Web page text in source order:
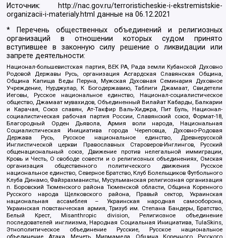
Источник:
http://nac.gov.ru/terroristicheskie-i-ekstremistskie-
organizacii-i-materialy.html данные на06.12.2021
* Перечень общественных объединений и религиозных
организаций в отношении которых судом принято
вступившее в законную силу решение о ликвидации или
запрете деятельности:
Национал-большевистская партия, ВЕК РА, Рада земли Кубанской Духовно
Родовой Державы Русь, организация Асгардская Славянская Община,
Община Капища Веды Перуна, Мужская Духовная Семинария Духовное
Учреждение, Нурджулар, К Богодержавию, Таблиги Джамаат, Свидетели
Иеговы, Русское национальное единство, Национал-социалистическое
общество, Джамаат мувахидов, Объединенный Вилайат Кабарды, Балкарии
и Карачая, Союз славян, Ат-Такфир Валь-Хиджра, Пит Буль, Национал-
социалистическая рабочая партия России, Славянский союз, Формат-18,
Благородный Орден Дьявола, Армия воли народа, Национальная
Социалистическая Инициатива города Череповца, Духовно-Родовая
Держава Русь, Русское национальное единство, Древнерусской
Инглистической церкви Православных Староверов-Инглингов, Русский
общенациональный союз, Движение против нелегальной иммиграции,
Кровь и Честь, О свободе совести и о религиозных объединениях, Омская
организация общественного политического движения Русское
национальное единство, Северное Братство, Клуб Болельщиков Футбольного
Клуба Динамо, Файзрахманисты, Мусульманская религиозная организация
п. Боровский Тюменского района Тюменской области, Община Коренного
Русского народа Щелковского района, Правый сектор, Украинская
национальная ассамблея – Украинская народная самооборона,
Украинская повстанческая армия, Тризуб им. Степана Бандеры, Братство,
Белый Крест, Misanthropic division, Религиозное объединение
последователей инглиизма, Народная Социальная Инициатива, TulaSkins,
Этнополитическое объединение Русские, Русское национальное
объединение Атака, Мечеть Мирмамеда, Община Коренного Русского